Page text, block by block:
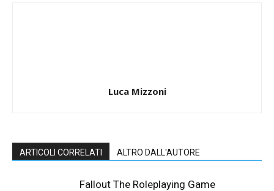
Luca Mizzoni
ARTICOLI CORRELATI ALTRO DALL'AUTORE
Fallout The Roleplaying Game